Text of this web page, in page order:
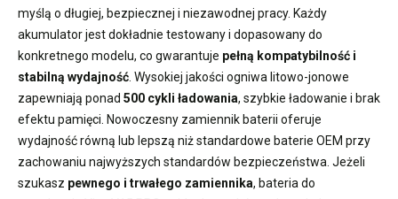
myślą o długiej, bezpiecznej i niezawodnej pracy. Każdy
akumulator jest dokładnie testowany i dopasowany do
konkretnego modelu, co gwarantuje pełną kompatybilność i
stabilną wydajność . Wysokiej jakości ogniwa litowo-jonowe
zapewniają ponad 500 cykli ładowania, szybkie ładowanie i brak
efektu pamięci. Nowoczesny zamiennik baterii oferuje
wydajność równą lub lepszą niż standardowe baterie OEM przy
zachowaniu najwyższych standardów bezpieczeństwa. Jeżeli
szukasz pewnego i trwałego zamiennika, bateria do